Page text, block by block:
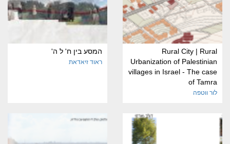
Rural City | Rural
Urbanization of Palestinian
villages in Israel - The case
of Tamra
לור ווטפה
המסע בין ח' ל ה'
ראוד זיאדאת